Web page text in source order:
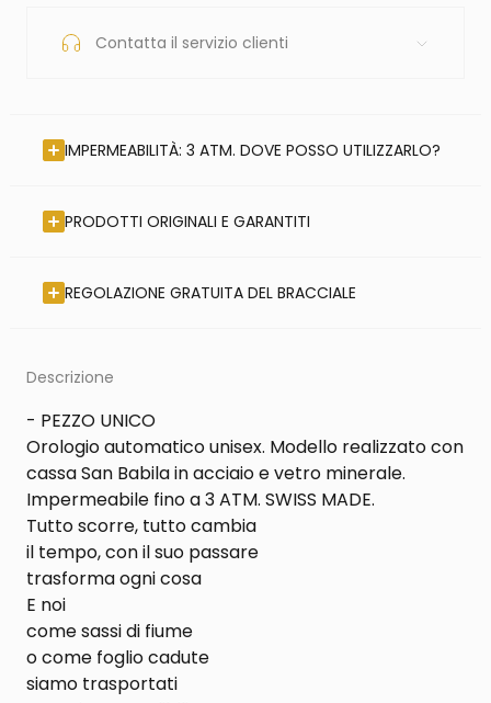
Contatta il servizio clienti
IMPERMEABILITÀ: 3 ATM. DOVE POSSO UTILIZZARLO?
PRODOTTI ORIGINALI E GARANTITI
REGOLAZIONE GRATUITA DEL BRACCIALE
Descrizione
- PEZZO UNICO
Orologio automatico unisex. Modello realizzato con
cassa San Babila in acciaio e vetro minerale.
Impermeabile fino a 3 ATM. SWISS MADE.
Tutto scorre, tutto cambia
il tempo, con il suo passare
trasforma ogni cosa
E noi
come sassi di fiume
o come foglio cadute
siamo trasportati